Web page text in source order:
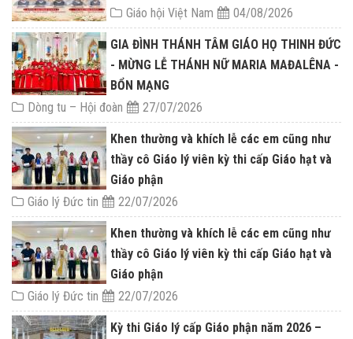
Giáo hội Việt Nam 04/08/2026
GIA ĐÌNH THÁNH TÂM GIÁO HỌ THINH ĐỨC
- MỪNG LỄ THÁNH NỮ MARIA MAĐALÊNA -
BỔN MẠNG
Dòng tu – Hội đoàn
27/07/2026
Khen thường và khích lễ các em cũng như
thầy cô Giáo lý viên kỳ thi cấp Giáo hạt và
Giáo phận
Giáo lý Đức tin
22/07/2026
Khen thường và khích lễ các em cũng như
thầy cô Giáo lý viên kỳ thi cấp Giáo hạt và
Giáo phận
Giáo lý Đức tin
22/07/2026
Kỳ thi Giáo lý cấp Giáo phận năm 2026 –